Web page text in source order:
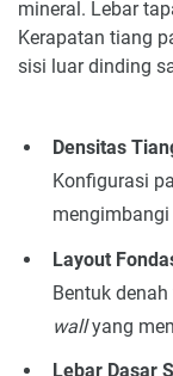
mineral. Lebar
Kerapatan tiang
sisi luar dinding
Densitas
Konfigurasi
Layout
Bentuk
wallyang
Lebar Dasar